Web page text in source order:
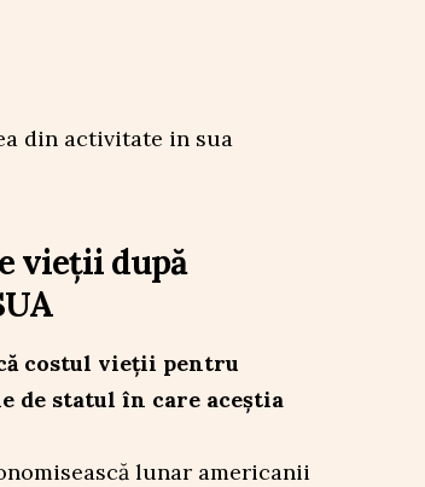
vieții după
costul vieții pentru
de statul în care aceștia
lunar americanii